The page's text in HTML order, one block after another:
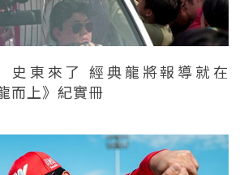
史東來了 經典龍將報導就在
而上》紀實冊